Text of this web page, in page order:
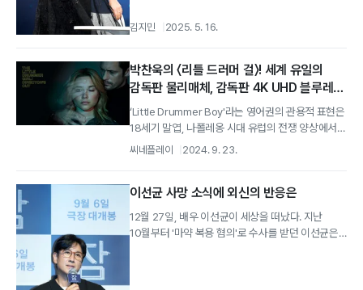
김지민 2025. 5. 16.
박찬욱의 〈리틀 드러머 걸〉! 세계 유일의
감독판 물리매체, 감독판 4K UHD 블루레이
리뷰
‘Little Drummer Boy'라는 영어권의 관용적 표현은
18세기 말엽, 나폴레옹 시대 유럽의 전쟁 양상에서
유래한 것입니다.
씨네플레이 2024. 9. 23.
이선균 사망 소식에 외신의 반응은
12월 27일, 배우 이선균이 세상을 떠났다. 지난
10월부터 '마약 복용 혐의'로 수사를 받던 이선균은